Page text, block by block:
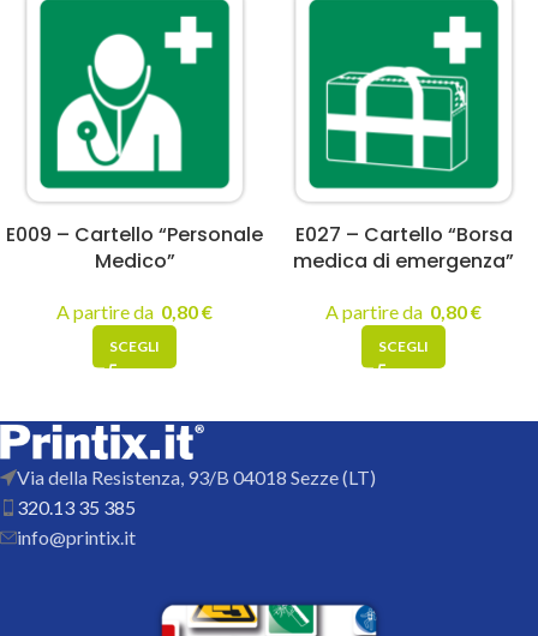
E009 – Cartello “Personale
Medico”
A partire da 0,80€
SCEGLI
E027 – Cartello “Borsa
medica di emergenza”
A partire da 0,80€
SCEGLI
Via della Resistenza, 93/B 04018 Sezze (LT)
320.13 35 385
info@printix.it